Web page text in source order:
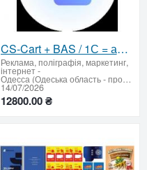
CS-Cart + BAS / 1С = автоматизація, що рухає бізнес вперед!
Реклама, поліграфія, маркетинг,
інтернет-
Одесса (Одеська область - продати купити)
14/07/2026
12800.00 ₴